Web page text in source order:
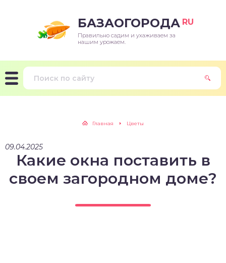
БАЗАОГОРОДА RU
Правильно садим и ухаживаем за
нашим урожаем.
Главная Цветы
09.04.2025
Какие окна поставить в
своем загородном доме?